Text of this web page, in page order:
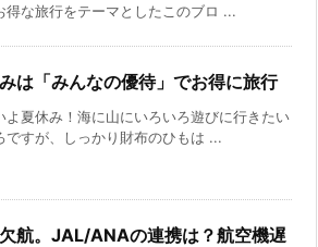
得な旅行をテーマとしたこのブロ ...
は「みんなの優待」でお得に旅行
よ夏休み！海に山にいろいろ遊びに行きたい
ですが、しっかり財布のひもは ...
航。JAL/ANAの連携は？航空機遅